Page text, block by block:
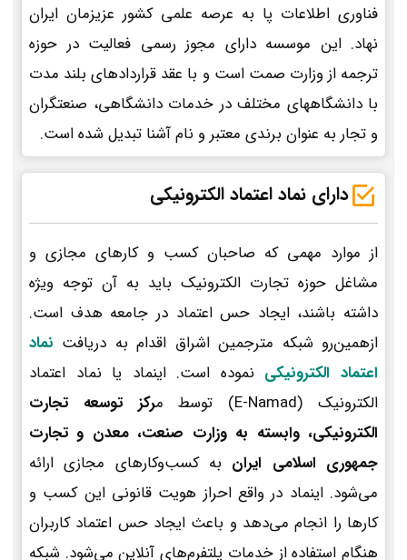
فناوری اطلاعات پا به عرصه علمی کشور عزیزمان ایران
نهاد. این موسسه دارای مجوز رسمی فعالیت در حوزه
ترجمه از وزارت صمت است و با عقد قراردادهای بلند مدت
با دانشگاههای مختلف در خدمات دانشگاهی، صنعتگران
و تجار به عنوان برندی معتبر و نام آشنا تبدیل شده است.
دارای نماد اعتماد الکترونیکی
از موارد مهمی که صاحبان کسب و کارهای مجازی و
مشاغل حوزه تجارت الکترونیک باید به آن توجه ویژه
داشته باشند، ایجاد حس اعتماد در جامعه هدف است.
ازهمین‌رو شبکه مترجمین اشراق اقدام به دریافت نماد
اعتماد الکترونیکی نموده است. اینماد یا نماد اعتماد
الکترونیک (E-Namad) توسط م
رکز توسعه تجارت
الکترونیکی، وابسته به وزارت صنعت، معدن و تجارت
جمهوری اسلامی ایران به کسب‌وکارهای مجازی ارائه
می‌شود. اینماد در واقع احراز هویت قانونی این کسب و
کارها را انجام می‌دهد و باعث ایجاد حس اعتماد کاربران
هنگام استفاده از خدمات پلتفرم‌های آنلاین می‌شود. شبکه